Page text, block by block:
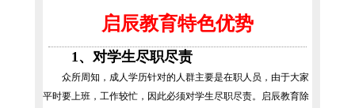
启辰教育特色优势
1、对学生尽职尽责
众所周知，成人学历针对的人群主要是在职人员，由于大家
平时要上班，工作较忙，因此必须对学生尽职尽责。启辰教育除